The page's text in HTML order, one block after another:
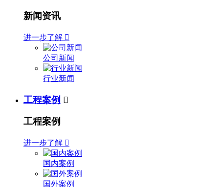
新闻资讯
进一步了解 
公司新闻
行业新闻
工程案例 
工程案例
进一步了解 
国内案例
国外案例